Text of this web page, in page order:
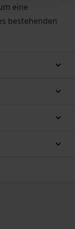
eine
bestehenden